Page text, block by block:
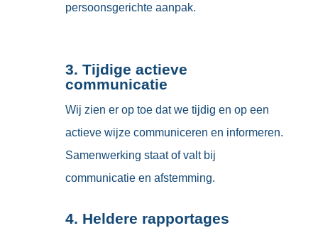
persoonsgerichte aanpak.
3. Tijdige actieve
communicatie
Wij zien er op toe dat we tijdig en op een
actieve wijze communiceren en informeren.
Samenwerking staat of valt bij
communicatie en afstemming.
4. Heldere rapportages